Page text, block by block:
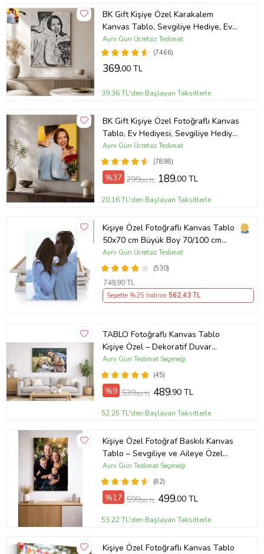
BK Gift Kişiye Özel Karakalem
Kanvas Tablo, Sevgiliye Hediye, Ev
Hediyesi, Arkadaşa Hediye
(7466)
Aynı Gün Ücretsiz Teslimat
369,00 TL
39,36 TL'den Başlayan Taksitlerle
BK Gift Kişiye Özel Fotoğraflı Kanvas
Tablo, Ev Hediyesi, Sevgiliye Hediye,
Arkadaşa Hediye
(7898)
Aynı Gün Ücretsiz Teslimat
%37 299,00 TL 189,00 TL
20,16 TL'den Başlayan Taksitlerle
Kişiye Özel Fotoğraflı Kanvas Tablo
50x70 cm Büyük Boy 70/100 cm
Duvar Tablosu – Sevgiliye & Aileye
Anlamlı Hediye , Babaya Hediye
(530)
Aynı Gün Ücretsiz Teslimat
749,90 TL
Sepette %25 İndirim 562,43 TL
TABLO Fotoğraflı Kanvas Tablo
Kişiye Özel – Dekoratif Duvar
Tablosu (ÇokluRenk)
(45)
Aynı Gün Teslimat Seçeneği
%9 539,90 TL 489,90 TL
52,25 TL'den Başlayan Taksitlerle
Kişiye Özel Fotoğraf Baskılı Kanvas
Tablo – Sevgiliye ve Aileye Özel
Hediye (ÇokluRenk)
(82)
Aynı Gün Teslimat Seçeneği
%17 599,00 TL 499,00 TL
53,22 TL'den Başlayan Taksitlerle
Kişiye Özel Fotoğraflı Kanvas Tablo